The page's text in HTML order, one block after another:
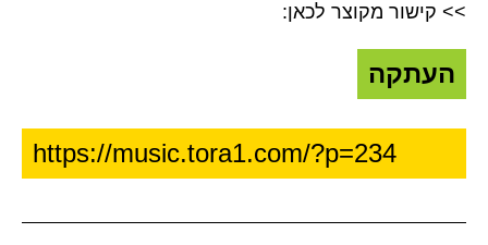
>> קישור מקוצר לכאן:
העתקה